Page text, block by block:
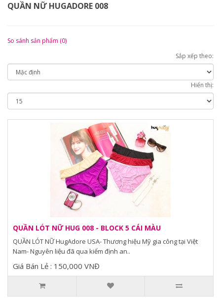
QUẦN NỮ HUGADORE 008
So sánh sản phẩm (0)
Sắp xếp theo:
Hiển thị:
QUẦN LÓT NỮ HUG 008 - BLOCK 5 CÁI MÀU
QUẦN LÓT NỮ HugAdore USA- Thương hiệu Mỹ gia công tại Việt
Nam- Nguyên liệu đã qua kiểm định an..
Giá Bán Lẻ : 150,000 VNĐ